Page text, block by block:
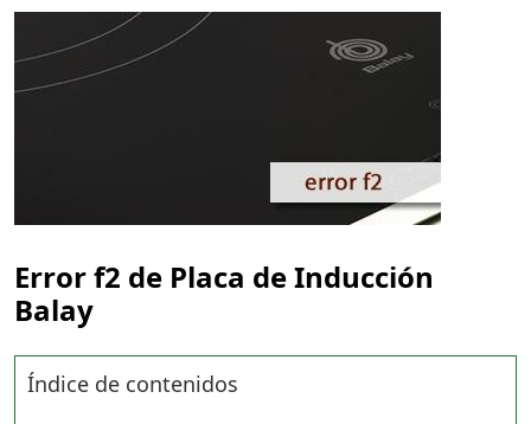
Error f2 de Placa de Inducción
Balay
Índice de contenidos